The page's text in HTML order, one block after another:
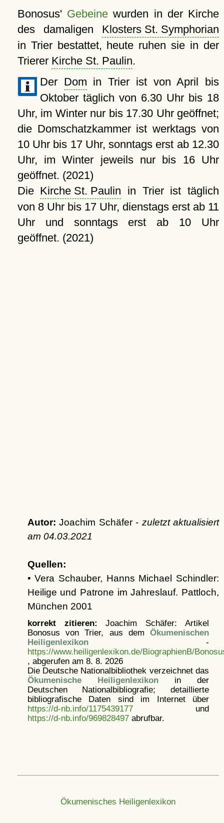
Bonosus' Gebeine wurden in der Kirche
des damaligen Klosters St. Symphorian
in Trier bestattet, heute ruhen sie in der
Trierer Kirche St. Paulin.
Der Dom in Trier ist von April bis
Oktober täglich von 6.30 Uhr bis 18
Uhr, im Winter nur bis 17.30 Uhr geöffnet;
die Domschatzkammer ist werktags von
10 Uhr bis 17 Uhr, sonntags erst ab 12.30
Uhr, im Winter jeweils nur bis 16 Uhr
geöffnet. (2021)
Die Kirche St. Paulin in Trier ist täglich
von 8 Uhr bis 17 Uhr, dienstags erst ab 11
Uhr und sonntags erst ab 10 Uhr
geöffnet. (2021)
Autor: Joachim Schäfer - zuletzt aktualisiert
am 04.03.2021
Quellen:
• Vera Schauber, Hanns Michael Schindler:
Heilige und Patrone im Jahreslauf. Pattloch,
München 2001
korrekt zitieren: Joachim Schäfer: Artikel
Bonosus von Trier, aus dem Ökumenischen
Heiligenlexikon-
https://www.heiligenlexikon.de/BiographienB/
, abgerufen am 8. 8. 2026
Die Deutsche Nationalbibliothek verzeichnet das
Ökumenische Heiligenlexikonin der
Deutschen Nationalbibliografie; detaillierte
bibliografische Daten sind im Internet über
https://d-nb.info/1175439177und
https://d-nb.info/969828497abrufbar.
Ökumenisches Heiligenlexikon